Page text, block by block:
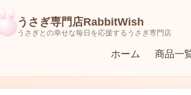
うさぎ専門店RabbitWish
うさぎとの幸せな毎日を応援するうさぎ専門店
ホーム 商品一